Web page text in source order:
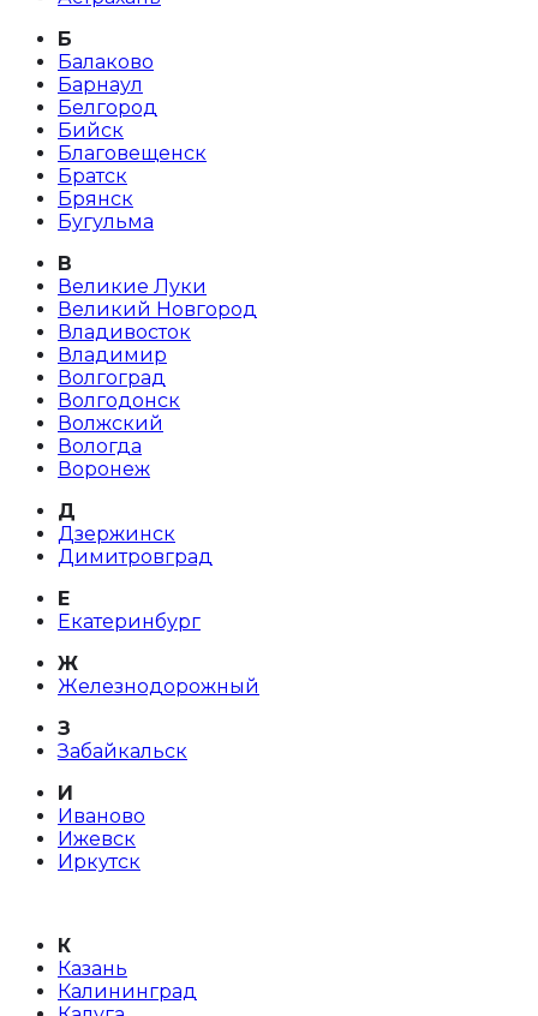
Б
Балаково
Барнаул
Белгород
Бийск
Благовещенск
Братск
Брянск
Бугульма
В
Великие Луки
Великий Новгород
Владивосток
Владимир
Волгоград
Волгодонск
Волжский
Вологда
Воронеж
Д
Дзержинск
Димитровград
Е
Екатеринбург
Ж
Железнодорожный
З
Забайкальск
И
Иваново
Ижевск
Иркутск
К
Казань
Калининград